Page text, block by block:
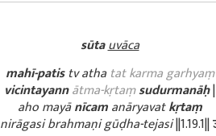
sūtauvāca
mahī-patistv athatat karma garhyaṃ
vicintayannātma-kṛtaṃsudurmanāḥ|
aho mayānīcamanāryavatkṛtaṃ
nirāgasi brahmaṇi gūḍha-tejasi||1.19.1||